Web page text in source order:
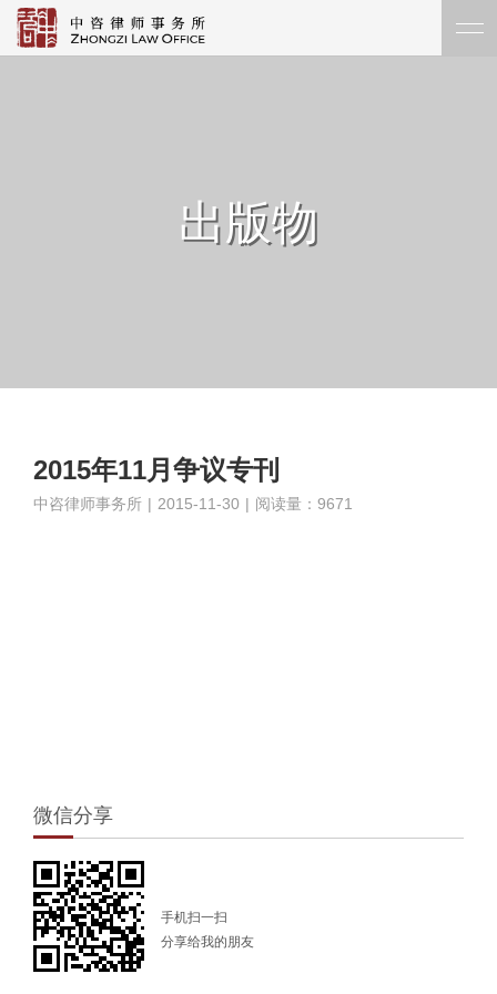
出版物
2015年11月争议专刊
中咨律师事务所 | 2015-11-30 | 阅读量：9671
微信分享
手机扫一扫
分享给我的朋友